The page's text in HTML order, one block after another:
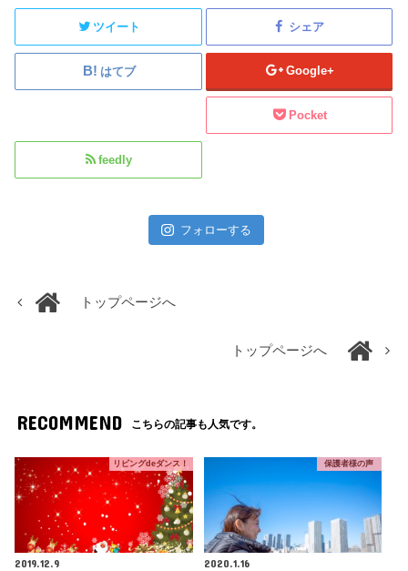
ツイート シェア
はてブ Google+
Pocket
feedly
フォローする
トップページへ
トップページへ
RECOMMEND こちらの記事も人気です。
リビングdeダンス！
2019.12.9
保護者様の声
2020.1.16